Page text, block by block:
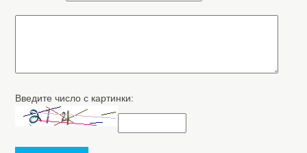
Введите число с картинки: